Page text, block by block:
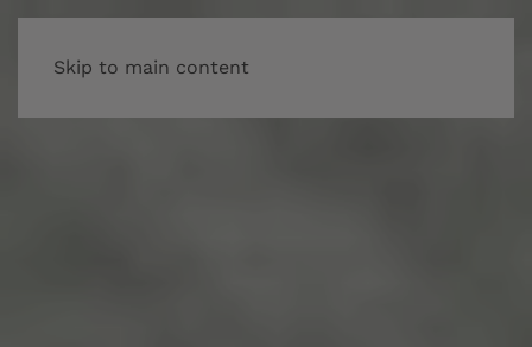
Skip to main content